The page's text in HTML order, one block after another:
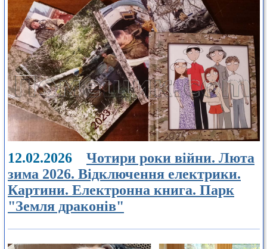
12.02.2026 Чотири роки війни. Люта
зима 2026. Відключення електрики.
Картини. Електронна книга. Парк
"Земля драконів"